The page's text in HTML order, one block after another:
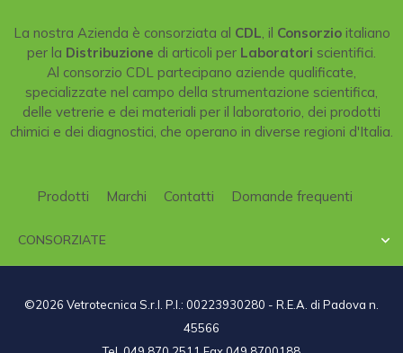
La nostra Azienda è consorziata al CDL , il Consorzioitaliano
per la Distribuzione di articoli per Laboratori scientifici.
Al consorzio CDL partecipano aziende qualificate,
specializzate nel campo della strumentazione scientifica,
delle vetrerie e dei materiali per il laboratorio, dei prodotti
chimici e dei diagnostici, che operano in diverse regioni d'Italia.
Prodotti Marchi Contatti Domande frequenti
CONSORZIATE 
©2026 Vetrotecnica S.r.l. P.I.: 00223930280 - R.E.A. di Padova n.
45566